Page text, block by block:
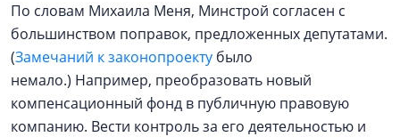
По словам Михаила Меня, Минстрой согласен с
большинством поправок, предложенных депутатами.
(Замечаний к законопроекту было
немало.) Например, преобразовать новый
компенсационный фонд в публичную правовую
компанию. Вести контроль за его деятельностью и